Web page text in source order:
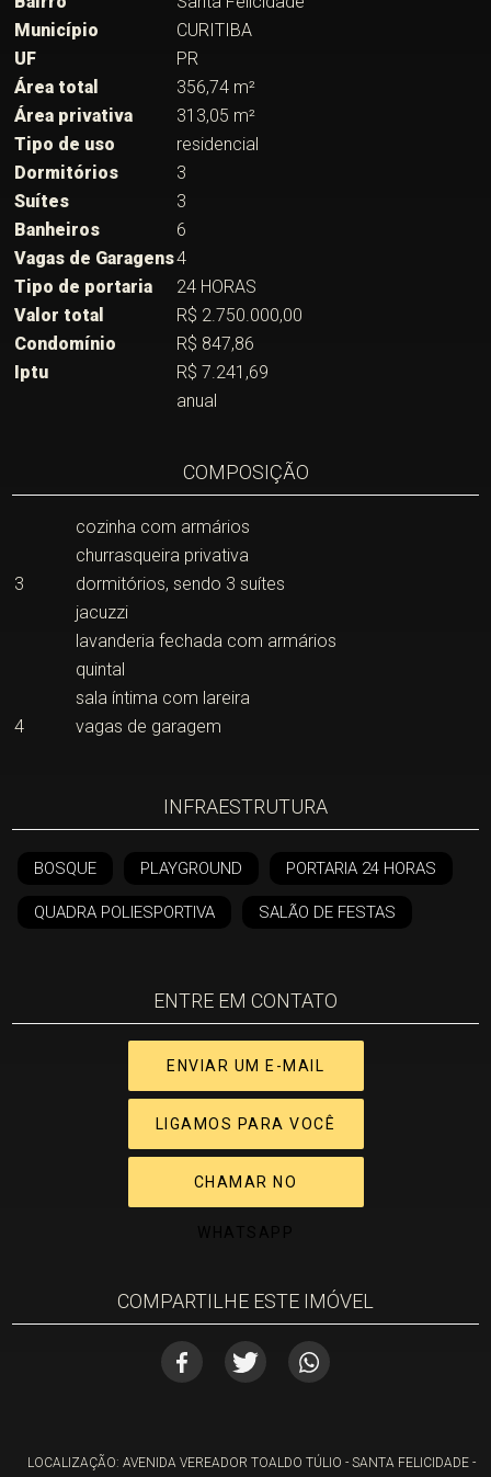
Município
CURITIBA
UF
PR
Área total
356,74 m²
Área privativa
313,05 m²
Tipo de uso
residencial
Dormitórios
3
Suítes
3
Banheiros
6
Vagas de Garagens4
Tipo de portaria
24 HORAS
Valor total
R$ 2.750.000,00
Condomínio
R$ 847,86
Iptu
R$ 7.241,69
anual
COMPOSIÇÃO
cozinha com armários
churrasqueira privativa
3
dormitórios, sendo 3 suítes
jacuzzi
lavanderia fechada com armários
quintal
sala íntima com lareira
4
vagas de garagem
INFRAESTRUTURA
BOSQUE PLAYGROUND PORTARIA 24 HORAS
QUADRA POLIESPORTIVA SALÃO DE FESTAS
ENTRE EM CONTATO
ENVIAR UM E-MAIL
LIGAMOS PARA VOCÊ
CHAMAR NO
COMPARTILHE ESTE IMÓVEL
LOCALIZAÇÃO: AVENIDA VEREADOR TOALDO TÚLIO - SANTA FELICIDADE -